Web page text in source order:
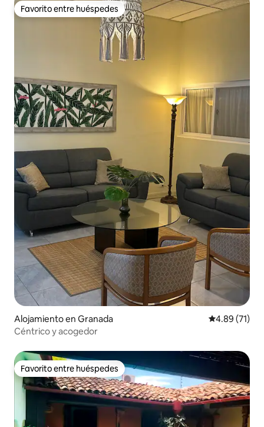
Favorito entre huéspedes
Favorito entre huéspedes
Alojamiento en Granada Calificación
4.89 (71)
Céntrico y acogedor
Favorito entre huéspedes
Favorito entre huéspedes